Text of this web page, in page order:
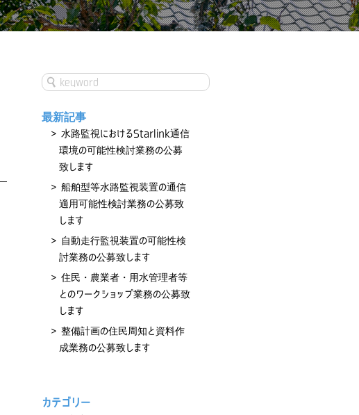
最新記事
水路監視におけるStarlink通信
環境の可能性検討業務の公募
致します
船舶型等水路監視装置の通信
適用可能性検討業務の公募致
します
自動走行監視装置の可能性検
討業務の公募致します
住民・農業者・用水管理者等
とのワークショップ業務の公募致
します
整備計画の住民周知と資料作
成業務の公募致します
カテゴリー